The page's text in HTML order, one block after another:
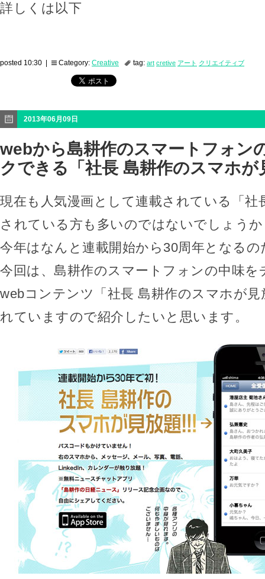
詳しくは以下
posted 10:30 | Category: Creative tag: art cretive アート クリエイティブ
2013年06月09日
webから島耕作のスマートフォン
クできる「社長 島耕作のスマホが
現在も人気漫画として連載されている「社
されている方も多いのではないでしょう
今年はなんと連載開始から30周年となる
今回は、島耕作のスマートフォンの中味を
webコンテンツ「社長 島耕作のスマホが見
れていますので紹介したいと思います。